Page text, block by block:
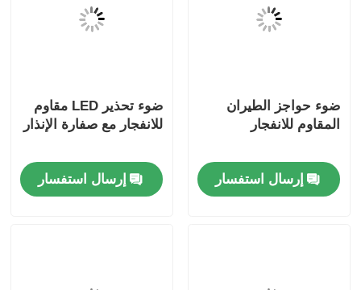
ضوء حواجز الطيران
المقاوم للانفجار
إرسال استفسار
ضوء تحذير LED مقاوم
للانفجار مع صفارة الإنذار
إرسال استفسار